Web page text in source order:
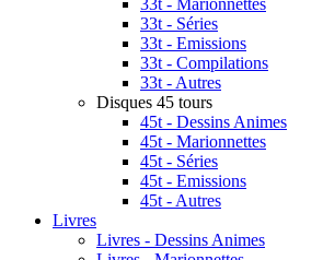
33t - Marionnettes
33t - Séries
33t - Emissions
33t - Compilations
33t - Autres
Disques 45 tours
45t - Dessins Animes
45t - Marionnettes
45t - Séries
45t - Emissions
45t - Autres
Livres
Livres - Dessins Animes